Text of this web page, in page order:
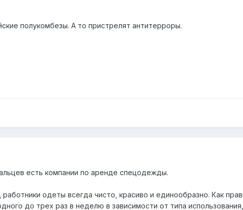
полукомбезы. А то пристрелят антитерроры.
есть компании по аренде спецодежды.
одеты всегда чисто, красиво и единообразно. Как
до трех раз в неделю в зависимости от типа